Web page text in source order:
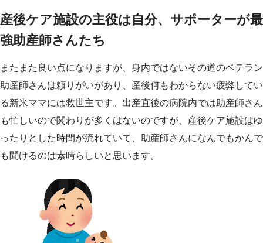
産後ケア施設の主役は自分、サポーターが最
強助産師さんたち
またまた良い点になりますが、身内ではないその道のベテラン
助産師さんは頼りがいがあり、産後何もわからない疲弊してい
る新米ママには救世主です。出産直後の病院内では助産師さん
も忙しいので関わりが多くはないのですが、産後ケア施設はゆ
ったりとした時間が流れていて、助産師さんになんでもかんで
も聞けるのは素晴らしいと思います。